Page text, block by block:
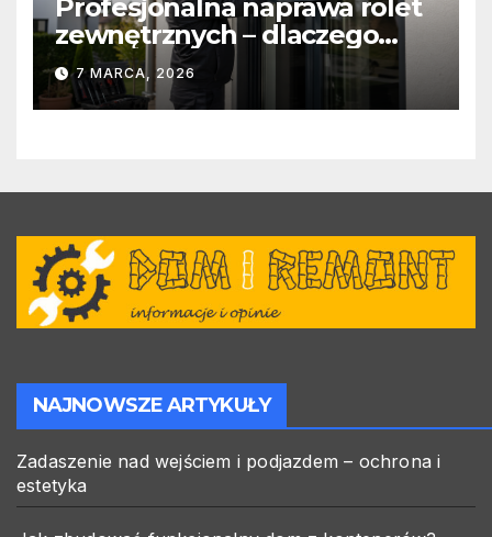
Profesjonalna naprawa rolet
zewnętrznych – dlaczego
warto zlecić ją specjalistom?
7 MARCA, 2026
NAJNOWSZE ARTYKUŁY
Zadaszenie nad wejściem i podjazdem – ochrona i
estetyka